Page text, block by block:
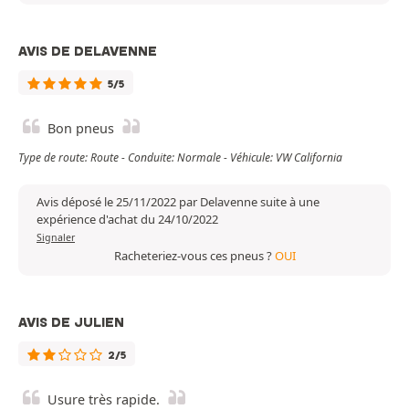
AVIS DE DELAVENNE
5/5
Bon pneus
Type de route: Route - Conduite: Normale - Véhicule: VW California
Avis déposé le 25/11/2022 par Delavenne suite à une
expérience d'achat du 24/10/2022
Signaler
Racheteriez-vous ces pneus ?OUI
AVIS DE JULIEN
2/5
Usure très rapide.